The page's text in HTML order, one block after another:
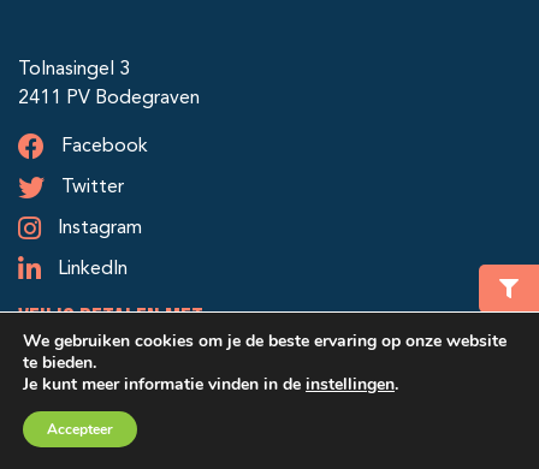
Tolnasingel 3
2411 PV Bodegraven
Facebook
Twitter
Instagram
LinkedIn
veilig betalen met:
We gebruiken cookies om je de beste ervaring op onze website
te bieden.
Je kunt meer informatie vinden in de instellingen.
Accepteer